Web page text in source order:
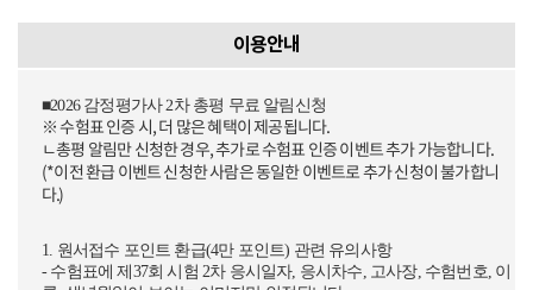
이용안내
■2026 감정평가사 2차 총평 무료 알림신청
※ 수험표 인증 시, 더 많은 혜택이 제공됩니다.
ㄴ총평 알림만 신청한 경우, 추가로 수험표 인증 이벤트 추가 가능합니다.
(*이전 환급 이벤트 신청한 사람은 동일한 이벤트로 추가 신청이 불가합니
다.)
1. 원서접수 포인트 환급(4만 포인트) 관련 유의사항
- 수험표에 제37회 시험 2차 응시일자, 응시차수, 고사장, 수험번호, 이